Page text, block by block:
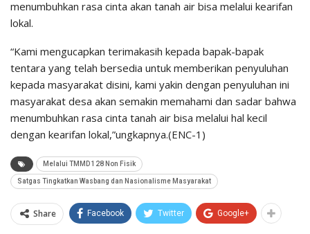
menumbuhkan rasa cinta akan tanah air bisa melalui kearifan
lokal.
“Kami mengucapkan terimakasih kepada bapak-bapak
tentara yang telah bersedia untuk memberikan penyuluhan
kepada masyarakat disini, kami yakin dengan penyuluhan ini
masyarakat desa akan semakin memahami dan sadar bahwa
menumbuhkan rasa cinta tanah air bisa melalui hal kecil
dengan kearifan lokal,”ungkapnya.(ENC-1)
Melalui TMMD 128 Non Fisik
Satgas Tingkatkan Wasbang dan Nasionalisme Masyarakat
Share Facebook Twitter Google+